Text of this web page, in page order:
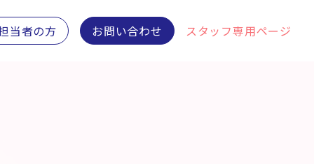
当者の方 お問い合わせ スタッフ専用ページ